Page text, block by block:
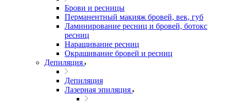
Брови и ресницы
Перманентный макияж бровей, век, губ
Ламинирование ресниц и бровей, бoтoкс
ресниц
Наращивание ресниц
Окрашивание бровей и ресниц
Депиляция
Депиляция
Лазерная эпиляция